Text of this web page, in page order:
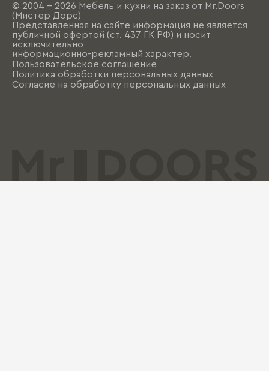
© 2004 - 2026 Мебель и кухни на заказ от Mr.Doors
(Мистер Дорс)
Представленная на сайте информация не является
публичной офертой (ст. 437 ГК РФ) и носит
исключительно
информационно-рекламный характер.
Пользовательское соглашение
Политика обработки персональных данных
Согласие на обработку персональных данных